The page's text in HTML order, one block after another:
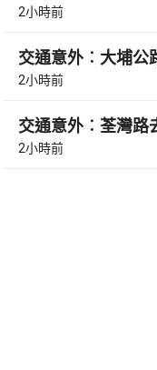
2小時前
交通意外︰大埔公
2小時前
交通意外︰荃灣路
2小時前